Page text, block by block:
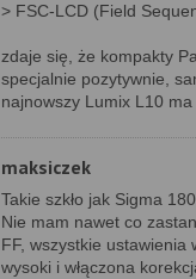
> FSC-LCD (Field
zdaje się, że kompakty
specjalnie pozytywnie,
najnowszy Lumix L10
maksiczek
Takie szkło jak Sigma
Nie mam nawet co
FF, wszystkie ustawienia
wysoki i włączona